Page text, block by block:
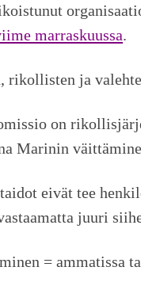
marraskuussa.
rikollisten ja
on
Marinin
eivät tee
juuri
=